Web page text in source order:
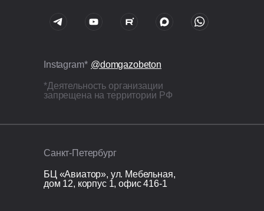
БЦ «Авиатор», ул. Мебельная,
дом 12, корпус 1, офис 416-1
Санкт-Петербург
Instagram* @domgazobeton
*Деятельность организации
запрещена на территории РФ